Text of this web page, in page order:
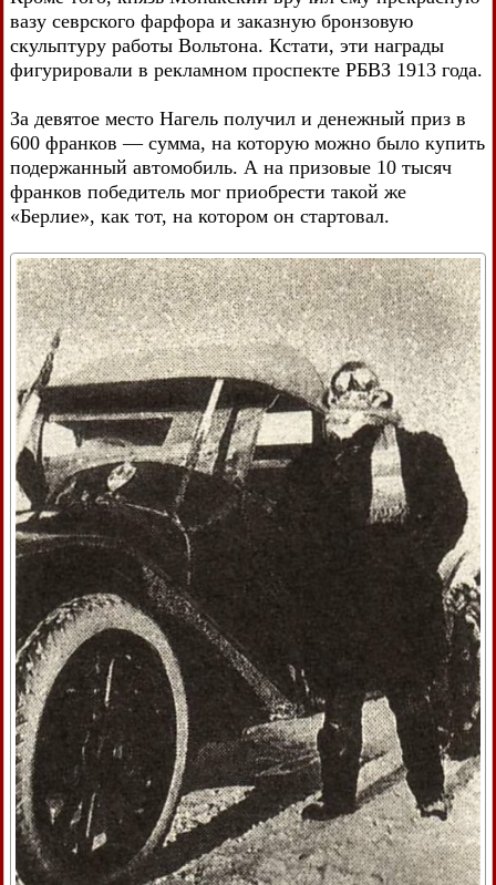
вазу севрского фарфора и заказную бронзовую
скульптуру работы Вольтона. Кстати, эти награды
фигурировали в рекламном проспекте РБВЗ 1913 года.
За девятое место Нагель получил и денежный приз в
600 франков — сумма, на которую можно было купить
подержанный автомобиль. А на призовые 10 тысяч
франков победитель мог приобрести такой же
«Берлие», как тот, на котором он стартовал.